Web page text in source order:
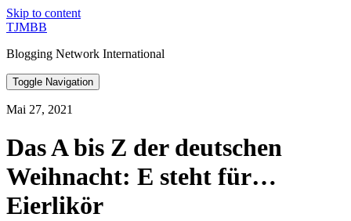
Skip to content
TJMBB
Blogging Network International
Toggle Navigation
Mai 27, 2021
Das A bis Z der deutschen
Weihnacht: E steht für…
Eierlikör